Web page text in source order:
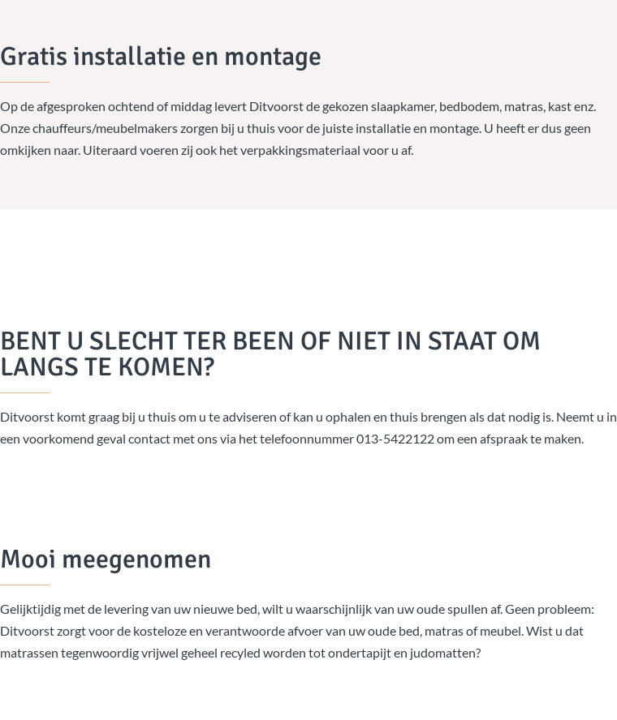
Gratis installatie en montage
Op de afgesproken ochtend of middag levert Ditvoorst de gekozen slaapkamer, bedbodem, matras, kast enz.
Onze chauffeurs/meubelmakers zorgen bij u thuis voor de juiste installatie en montage. U heeft er dus geen
omkijken naar. Uiteraard voeren zij ook het verpakkingsmateriaal voor u af.
BENT U SLECHT TER BEEN OF NIET IN STAAT OM
LANGS TE KOMEN?
Ditvoorst komt graag bij u thuis om u te adviseren of kan u ophalen en thuis brengen als dat nodig is. Neemt u in
een voorkomend geval contact met ons via het telefoonnummer 013-5422122 om een afspraak te maken.
Mooi meegenomen
Gelijktijdig met de levering van uw nieuwe bed, wilt u waarschijnlijk van uw oude spullen af. Geen probleem:
Ditvoorst zorgt voor de kosteloze en verantwoorde afvoer van uw oude bed, matras of meubel. Wist u dat
matrassen tegenwoordig vrijwel geheel recyled worden tot ondertapijt en judomatten?